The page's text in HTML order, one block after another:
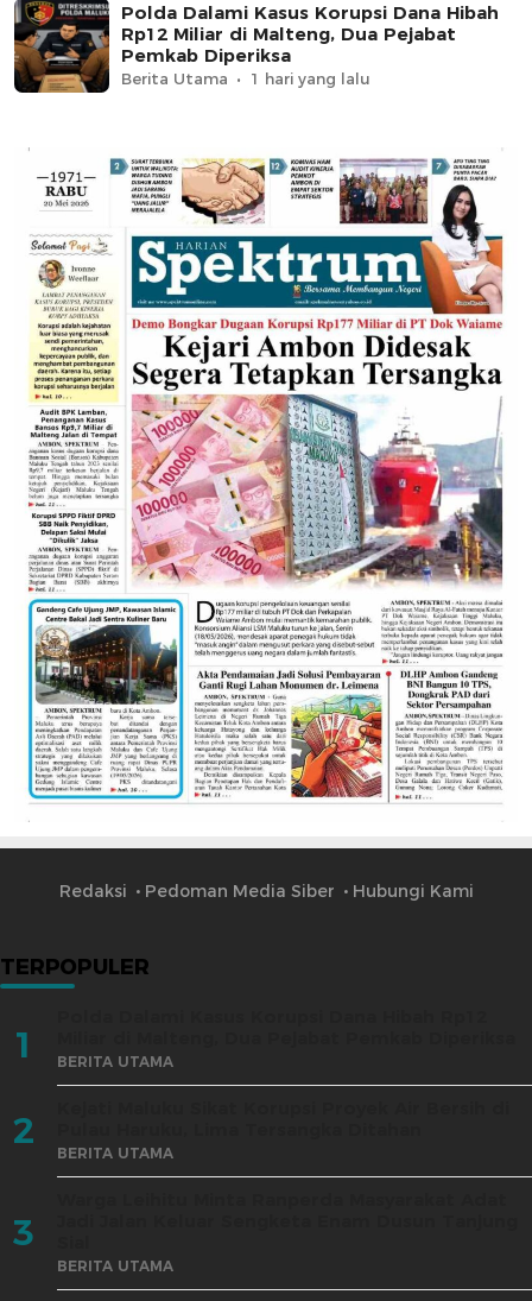
Polda Dalami Kasus Korupsi Dana Hibah
Rp12 Miliar di Malteng, Dua Pejabat
Pemkab Diperiksa
Berita Utama 1 hari yang lalu
Redaksi Pedoman Media Siber Hubungi Kami
TERPOPULER
1 BERITA UTAMA
2 BERITA UTAMA
3
BERITA UTAMA